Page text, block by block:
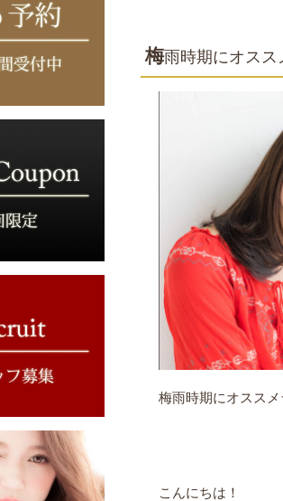
梅雨時期にオス
梅雨時期にオスス
こんにちは！